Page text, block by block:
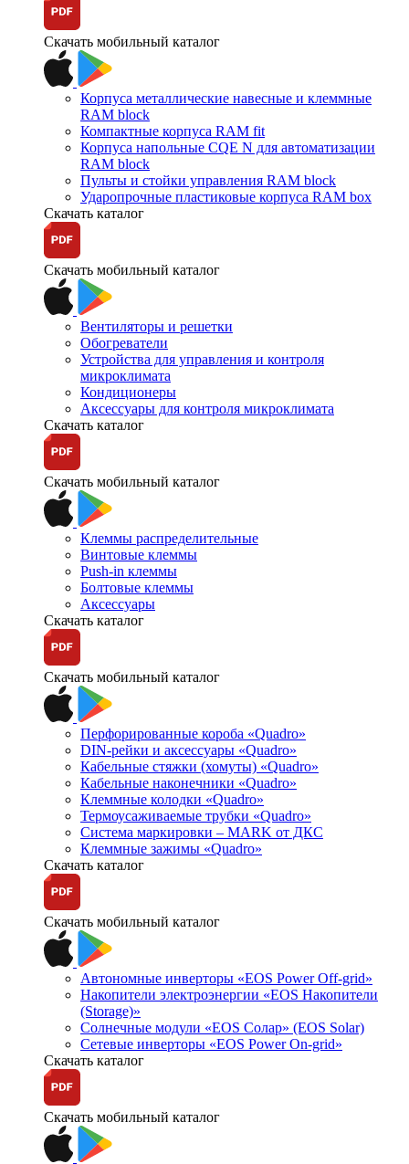
Скачать мобильный каталог
Корпуса металлические навесные и клеммные
RAM block
Компактные корпуса RAM fit
Корпуса напольные CQE N для автоматизации
RAM block
Пульты и стойки управления RAM block
Ударопрочные пластиковые корпуса RAM box
Скачать каталог
Скачать мобильный каталог
Вентиляторы и решетки
Обогреватели
Устройства для управления и контроля
микроклимата
Кондиционеры
Аксессуары для контроля микроклимата
Скачать каталог
Скачать мобильный каталог
Клеммы распределительные
Винтовые клеммы
Push-in клеммы
Болтовые клеммы
Аксессуары
Скачать каталог
Скачать мобильный каталог
Перфорированные короба «Quadro»
DIN-рейки и аксессуары «Quadro»
Кабельные стяжки (хомуты) «Quadro»
Кабельные наконечники «Quadro»
Клеммные колодки «Quadro»
Термоусаживаемые трубки «Quadro»
Система маркировки – MARK от ДКС
Клеммные зажимы «Quadro»
Скачать каталог
Скачать мобильный каталог
Автономные инверторы «EOS Power Off-grid»
Накопители электроэнергии «EOS Накопители
(Storage)»
Солнечные модули «EOS Солар» (EOS Solar)
Сетевые инверторы «EOS Power On-grid»
Скачать каталог
Скачать мобильный каталог